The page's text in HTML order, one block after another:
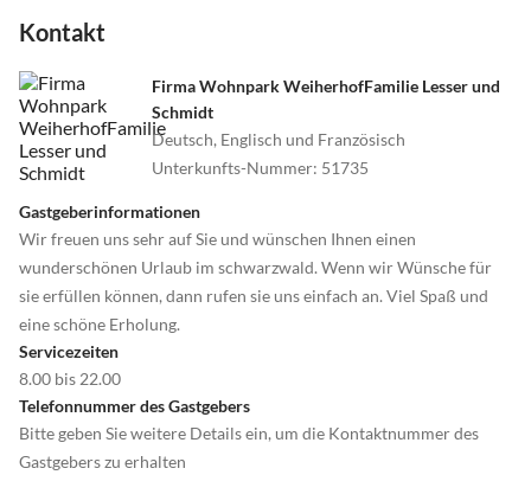
Kontakt
Firma Wohnpark WeiherhofFamilie Lesser und
Schmidt
Deutsch, Englisch und Französisch
Unterkunfts-Nummer: 51735
Gastgeberinformationen
Wir freuen uns sehr auf Sie und wünschen Ihnen einen
wunderschönen Urlaub im schwarzwald. Wenn wir Wünsche für
sie erfüllen können, dann rufen sie uns einfach an. Viel Spaß und
eine schöne Erholung.
Servicezeiten
8.00 bis 22.00
Telefonnummer des Gastgebers
Bitte geben Sie weitere Details ein, um die Kontaktnummer des
Gastgebers zu erhalten